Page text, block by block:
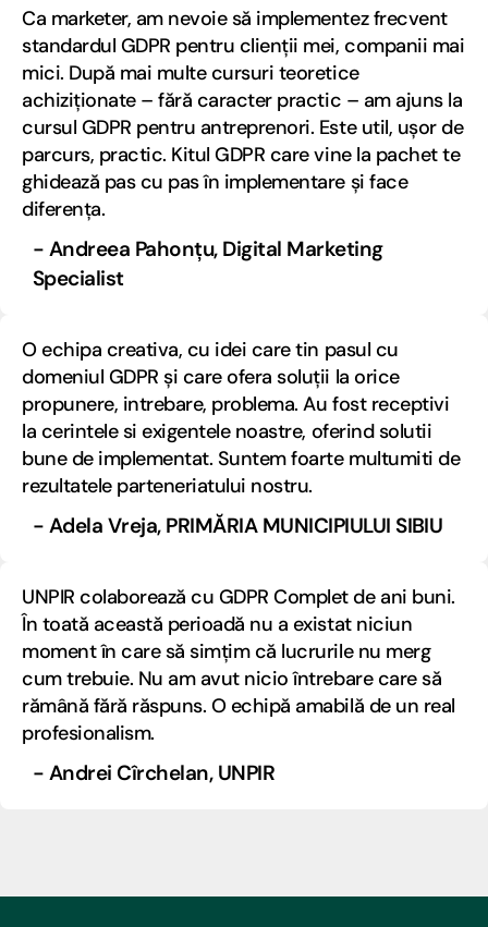
Ca marketer, am nevoie să implementez frecvent
standardul GDPR pentru clienții mei, companii mai
mici. După mai multe cursuri teoretice
achiziționate – fără caracter practic – am ajuns la
cursul GDPR pentru antreprenori. Este util, ușor de
parcurs, practic. Kitul GDPR care vine la pachet te
ghidează pas cu pas în implementare și face
diferența.
- Andreea Pahonțu, Digital Marketing
Specialist
O echipa creativa, cu idei care tin pasul cu
domeniul GDPR și care ofera soluții la orice
propunere, intrebare, problema. Au fost receptivi
la cerintele si exigentele noastre, oferind solutii
bune de implementat. Suntem foarte multumiti de
rezultatele parteneriatului nostru.
- Adela Vreja, PRIMĂRIA MUNICIPIULUI SIBIU
UNPIR colaborează cu GDPR Complet de ani buni.
În toată această perioadă nu a existat niciun
moment în care să simțim că lucrurile nu merg
cum trebuie. Nu am avut nicio întrebare care să
rămână fără răspuns. O echipă amabilă de un real
profesionalism.
- Andrei Cîrchelan, UNPIR